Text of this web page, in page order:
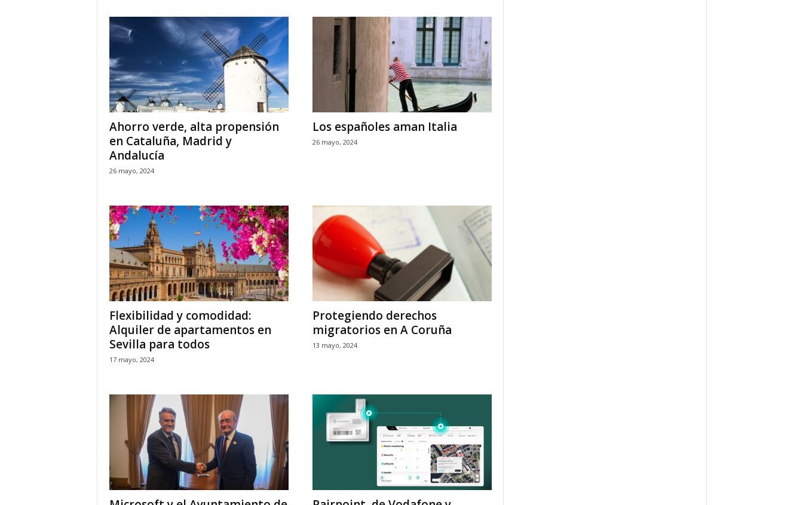
Ahorro verde, alta propensión
en Cataluña, Madrid y
Andalucía
26 mayo, 2024
Los españoles aman Italia
26 mayo, 2024
Flexibilidad y comodidad:
Alquiler de apartamentos en
Sevilla para todos
17 mayo, 2024
Protegiendo derechos
migratorios en A Coruña
13 mayo, 2024